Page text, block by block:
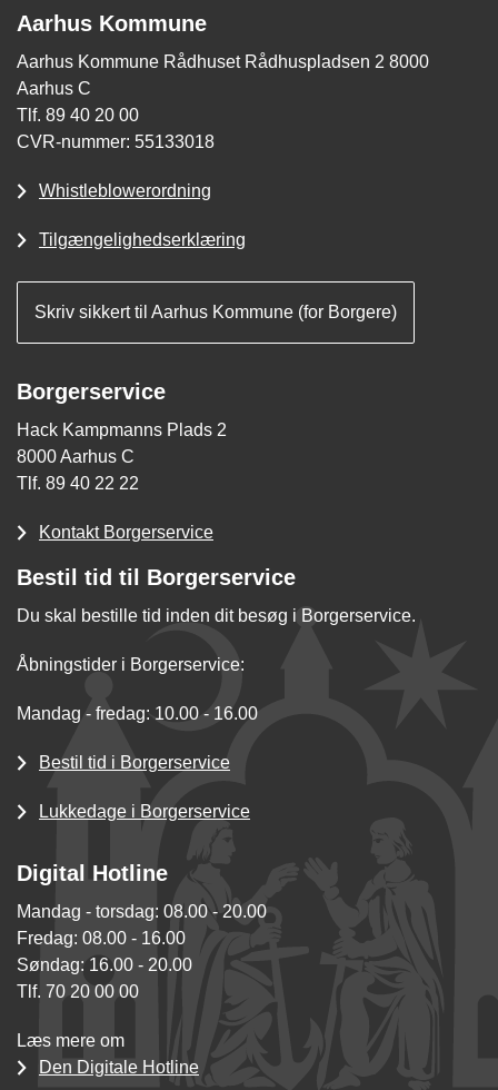
Aarhus Kommune
Aarhus Kommune Rådhuset Rådhuspladsen 2 8000
Aarhus C
Tlf. 89 40 20 00
CVR-nummer: 55133018
Whistleblowerordning
Tilgængelighedserklæring
Skriv sikkert til Aarhus Kommune (for Borgere)
Borgerservice
Hack Kampmanns Plads 2
8000 Aarhus C
Tlf. 89 40 22 22
Kontakt Borgerservice
Bestil tid til Borgerservice
Du skal bestille tid inden dit besøg i Borgerservice.
Åbningstider i Borgerservice:
Mandag - fredag: 10.00 - 16.00
Bestil tid i Borgerservice
Lukkedage i Borgerservice
Digital Hotline
Mandag - torsdag: 08.00 - 20.00
Fredag: 08.00 - 16.00
Søndag: 16.00 - 20.00
Tlf. 70 20 00 00
Læs mere om
Den Digitale Hotline